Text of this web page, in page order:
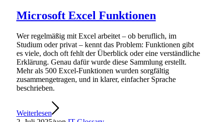
Microsoft Excel Funktionen
Wer regelmäßig mit Excel arbeitet – ob beruflich, im
Studium oder privat – kennt das Problem: Funktionen gibt
es viele, doch oft fehlt der Überblick oder eine verständliche
Erklärung. Genau dafür wurde diese Sammlung erstellt.
Mehr als 500 Excel-Funktionen wurden sorgfältig
zusammengetragen, und in klarer, einfacher Sprache
beschrieben.
Weiterlesen